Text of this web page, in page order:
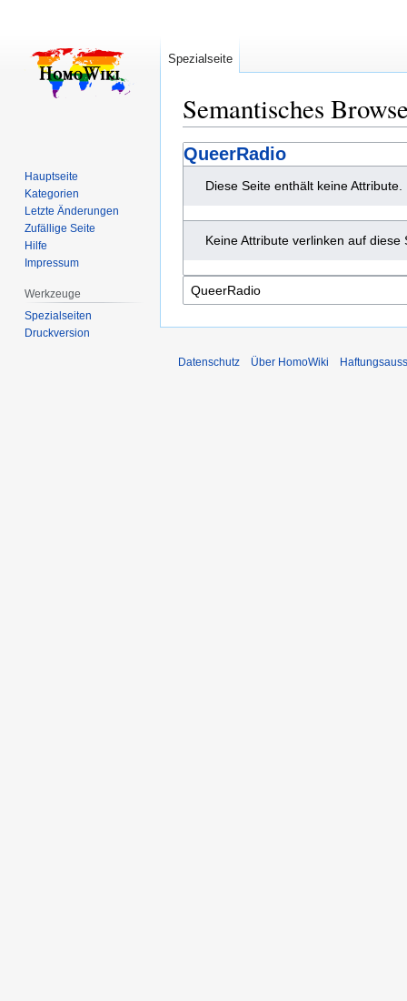
Semantisches
Zur
Navigation
springen
Zur
Suche
springen
QueerRadio
Diese Seite enthält keine Attribute.
Keine Attribute verlinken auf diese
Spezialseite
Hauptseite
Kategorien
Letzte Änderungen
Zufällige Seite
Hilfe
Impressum
Werkzeuge
Spezialseiten
Druckversion
Datenschutz Über HomoWiki